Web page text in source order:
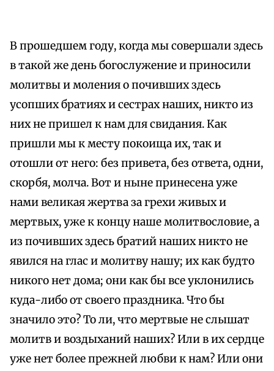
В прошедшем году, когда мы совершали здесь
в такой же день богослужение и приносили
молитвы и моления о почивших здесь
усопших братиях и сестрах наших, никто из
них не пришел к нам для свидания. Как
пришли мы к месту покоища их, так и
отошли от него: без привета, без ответа, одни,
скорбя, молча. Вот и ныне принесена уже
нами великая жертва за грехи живых и
мертвых, уже к концу наше молитвословие, а
из почивших здесь братий наших никто не
явился на глас и молитву нашу; их как будто
никого нет дома; они как бы все уклонились
куда-либо от своего праздника. Что бы
значило это? То ли, что мертвые не слышат
молитв и воздыханий наших? Или в их сердце
уже нет более прежней любви к нам? Или они